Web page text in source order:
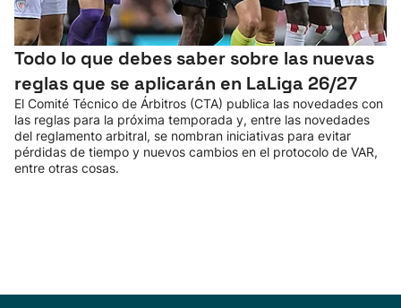
Todo lo que debes saber sobre las nuevas
reglas que se aplicarán en LaLiga 26/27
El Comité Técnico de Árbitros (CTA) publica las novedades con
las reglas para la próxima temporada y, entre las novedades
del reglamento arbitral, se nombran iniciativas para evitar
pérdidas de tiempo y nuevos cambios en el protocolo de VAR,
entre otras cosas.